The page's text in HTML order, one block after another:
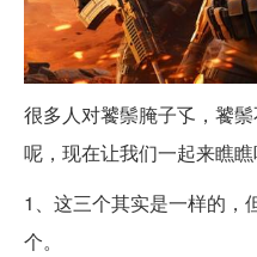
很多人对饕鬃腌子孓，饕
呢，现在让我们一起来瞧瞧
1、这三个其实是一样的，
个。